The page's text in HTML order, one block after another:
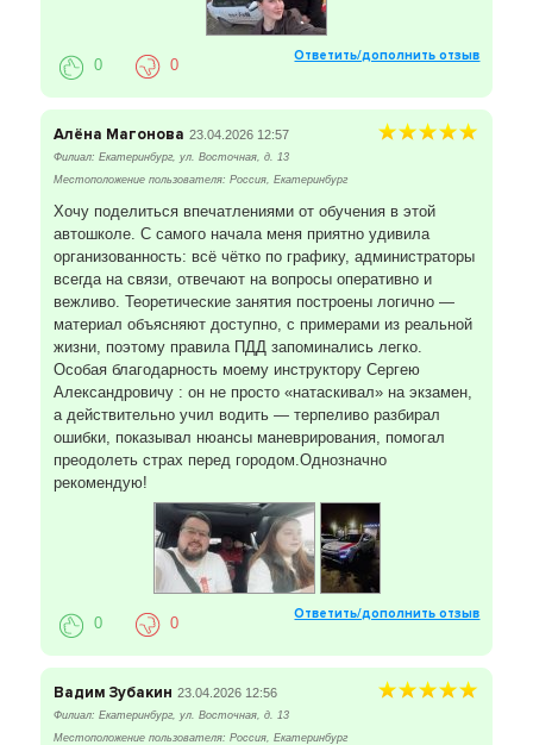
Ответить/дополнить отзыв
0 0
Алёна Магонова 23.04.2026 12:57
Филиал: Екатеринбург, ул. Восточная, д. 13
Местоположение пользователя: Россия, Екатеринбург
Хочу поделиться впечатлениями от обучения в этой
автошколе. С самого начала меня приятно удивила
организованность: всё чётко по графику, администраторы
всегда на связи, отвечают на вопросы оперативно и
вежливо. Теоретические занятия построены логично —
материал объясняют доступно, с примерами из реальной
жизни, поэтому правила ПДД запоминались легко.
Особая благодарность моему инструктору Сергею
Александровичу : он не просто «натаскивал» на экзамен,
а действительно учил водить — терпеливо разбирал
ошибки, показывал нюансы маневрирования, помогал
преодолеть страх перед городом.Однозначно
рекомендую!
Ответить/дополнить отзыв
0 0
Вадим Зубакин 23.04.2026 12:56
Филиал: Екатеринбург, ул. Восточная, д. 13
Местоположение пользователя: Россия, Екатеринбург